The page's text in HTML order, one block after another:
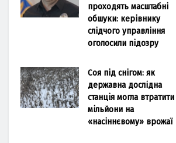
проходять масштабні
обшуки: керівнику
слідчого управління
оголосили підозру
Соя під снігом: як
державна дослідна
станція могла втратити
мільйони на
«насіннєвому» врожаї